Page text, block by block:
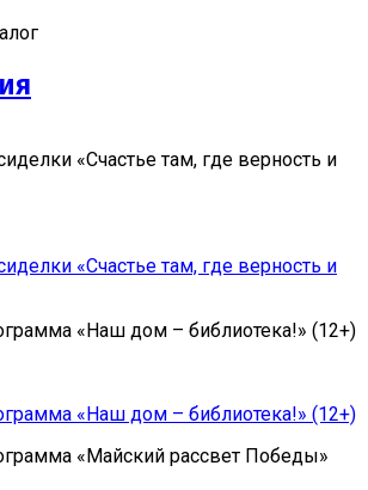
«Счастье там, где верность и
«Счастье там, где верность и
«Наш дом – библиотека!» (12+)
«Наш дом – библиотека!» (12+)
«Майский рассвет Победы»